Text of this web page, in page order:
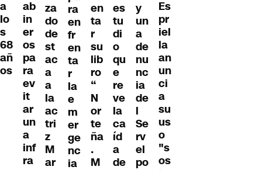
a
lo
s
68
añ
os
ab
in
er
os
pa
ra
ev
it
ar
un
a
inf
ra
za
do
de
st
ac
a
a
la
ac
tri
z
M
ar
ra
en
fr
en
ta
r
la
e
m
er
ge
nc
ia
en
ta
r
su
lib
ro
“
N
or
te
ña
.
M
es
tu
di
o
qu
e
re
ve
la
ca
íd
a
de
y
un
a
de
nu
nc
ia
de
l
Se
rv
el
po
Es
pr
iel
la
an
un
ci
a
su
us
o
"s
os